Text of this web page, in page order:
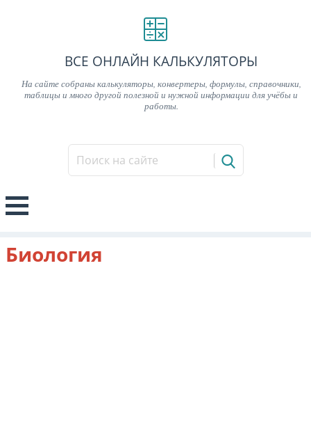
ВСЕ ОНЛАЙН КАЛЬКУЛЯТОРЫ
На сайте собраны калькуляторы, конвертеры, формулы, справочники,
таблицы и много другой полезной и нужной информации для учёбы и
работы.
Биология